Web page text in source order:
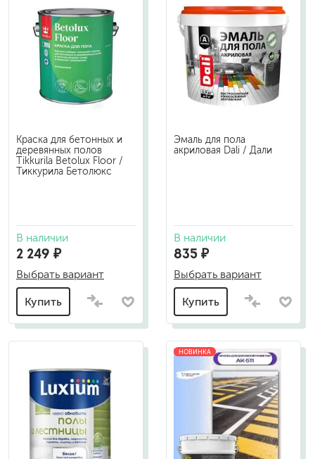
Краска для бетонных и
деревянных полов
Tikkurila Betolux Floor /
Тиккурила Бетолюкс
В наличии
2 249 ₽
Выбрать вариант
Купить
Эмаль для пола
акриловая Dali / Дали
В наличии
835 ₽
Выбрать вариант
Купить
НОВИНКА